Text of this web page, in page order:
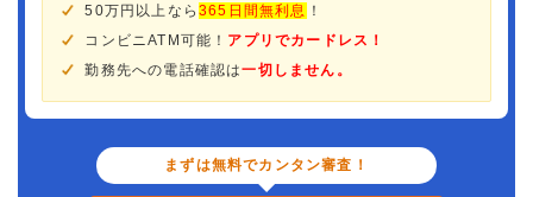
50万円以上なら365日間無利息
！
コンビニATM可能！ アプリでカードレス！
勤務先への電話確認は一切しません。
まずは無料でカンタン審査！